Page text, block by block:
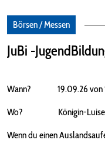
Börsen / Messen
JuBi -
Wann? 19.09.26 von
Wo? Königin-Luise-
Wenn du einen